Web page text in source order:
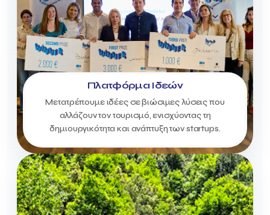
Πλατφόρμα Ιδεών
Μετατρέπουμε ιδέες σε βιώσιμες λύσεις που
αλλάζουν τον τουρισμό, ενισχύοντας τη
δημιουργικότητα και ανάπτυξη των startups.